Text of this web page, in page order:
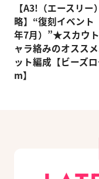
【A3!（エースリー
略】“復刻イベント
年7月）”★スカウ
ャラ絡みのオスス
ット編成【ビーズ
m】